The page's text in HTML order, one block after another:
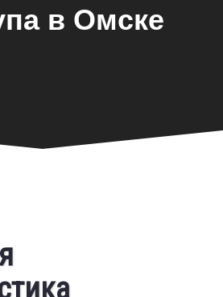
в Омске
выезд
гарантия
фирменную